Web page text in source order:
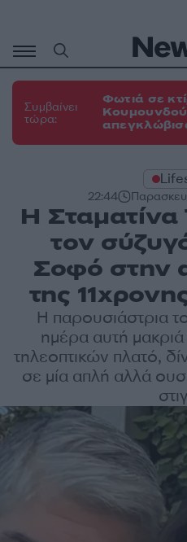
περιεχόμενο
Συμβαίνει
τώρα:
Φωτιά σε
22:44
Η Σταματίνα
τον
Σοφό στην
της
Η παρουσιάστρια
ημέρα αυτή
τηλεοπτικών πλατό,
σε μία απλή αλλά